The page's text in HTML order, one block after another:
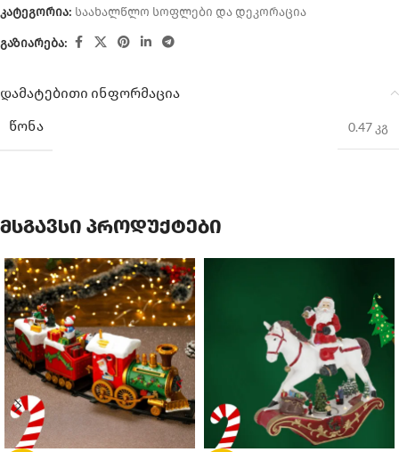
კატეგორია: საახალწლო სოფლები და დეკორაცია
გაზიარება:
დამატებითი ინფორმაცია
ᲬᲝᲜᲐ
0.47 კგ
მსგავსი პროდუქტები